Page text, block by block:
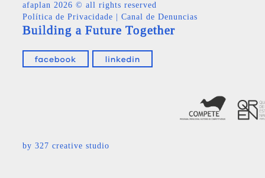
afaplan 2026 © all rights reserved
Política de Privacidade
Canal de Denuncias
Building a Future Together
by 327 creative studio